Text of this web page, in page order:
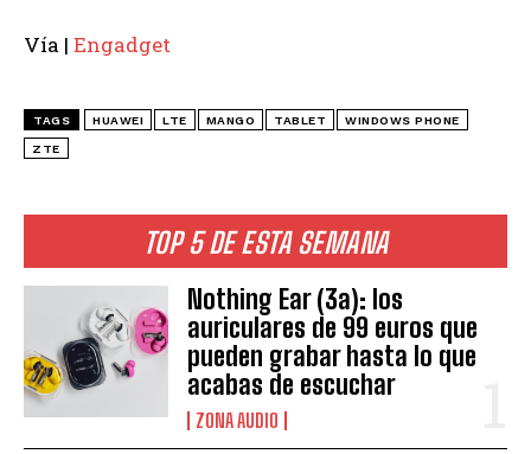
TOP 5 DE ESTA SEMANA
Nothing Ear (3a): los
auriculares de 99 euros que
pueden grabar hasta lo que
acabas de escuchar
ZONA AUDIO
Vía | Engadget
TAGS HUAWEI LTE MANGO TABLET WINDOWS PHONE
ZTE